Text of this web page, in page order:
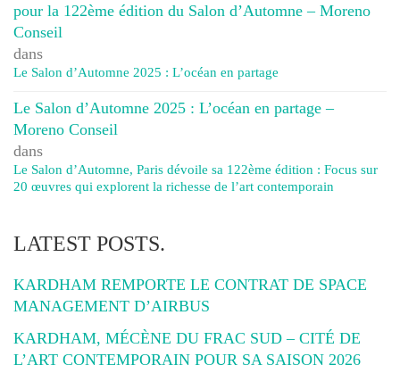
pour la 122ème édition du Salon d’Automne – Moreno
Conseil
dans
Le Salon d’Automne 2025 : L’océan en partage
Le Salon d’Automne 2025 : L’océan en partage –
Moreno Conseil
dans
Le Salon d’Automne, Paris dévoile sa 122ème édition : Focus sur
20 œuvres qui explorent la richesse de l’art contemporain
LATEST POSTS.
KARDHAM REMPORTE LE CONTRAT DE SPACE
MANAGEMENT D’AIRBUS
KARDHAM, MÉCÈNE DU FRAC SUD – CITÉ DE
L’ART CONTEMPORAIN POUR SA SAISON 2026